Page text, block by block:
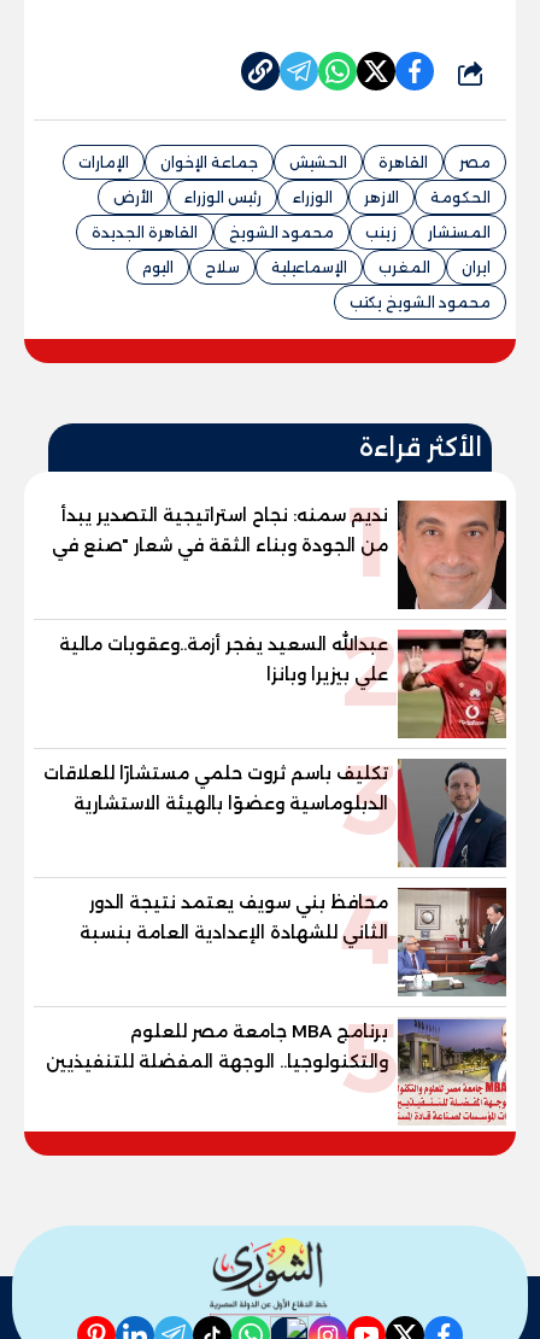
شارك
مصر القاهرة الحشيش جماعة الإخوان
الإمارات
الحكومة
الازهر الوزراء رئيس الوزراء
الأرض
المستشار
زينب محمود الشويخ
القاهرة الجديدة
ايران
المغرب الإسماعيلية سلاح
اليوم
محمود الشويخ يكتب
الأكثر قراءة
1
نديم سمنه: نجاح استراتيجية التصدير يبدأ
من الجودة وبناء الثقة في شعار "صنع في
مصر"
2
عبدالله السعيد يفجر أزمة..وعقوبات مالية
علي بيزيرا وبانزا
3
تكليف باسم ثروت حلمي مستشارًا للعلاقات
الدبلوماسية وعضوًا بالهيئة الاستشارية
العليا لمنظمة «جاد جمينت يوإن»
4
محافظ بني سويف يعتمد نتيجة الدور
الثاني للشهادة الإعدادية العامة بنسبة
والنور للمكفوفين
5
برنامج MBA جامعة مصر للعلوم
والتكنولوجيا.. الوجهة المفضلة للتنفيذيين
وقيادات المؤسسات لصناعة قادة